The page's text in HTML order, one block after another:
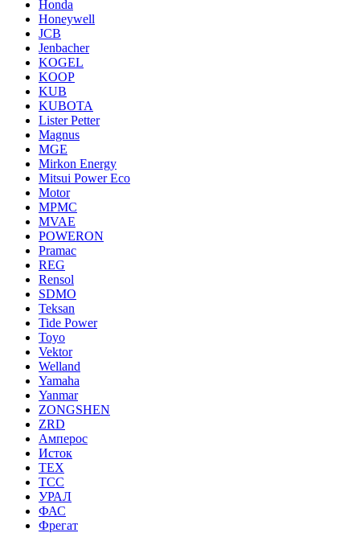
Honda
Honeywell
JCB
Jenbacher
KOGEL
KOOP
KUB
KUBOTA
Lister Petter
Magnus
MGE
Mirkon Energy
Mitsui Power Eco
Motor
MPMC
MVAE
POWERON
Pramac
REG
Rensol
SDMO
Teksan
Tide Power
Toyo
Vektor
Welland
Yamaha
Yanmar
ZONGSHEN
ZRD
Амперос
Исток
ТЕХ
ТСС
УРАЛ
ФАС
Фрегат